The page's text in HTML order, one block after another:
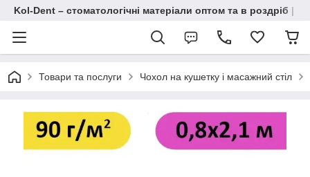
Kol-Dent – ​​стоматологічні матеріали оптом та в роздріб |
Товари та послуги Чохол на кушетку і масажний стіл